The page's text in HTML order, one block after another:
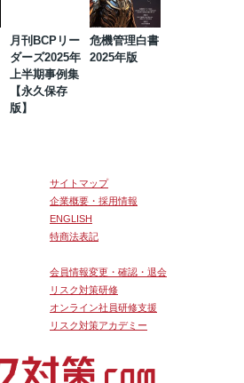
月刊BCPリー
ダーズ2025年
上半期事例集
【永久保存
版】
危機管理白書
2025年版
サイトマップ
企業概要・採用情報
ENGLISH
特商法表記
会員情報変更・確認・退会
リスク対策研修
オンライン社員研修支援
リスク対策アカデミー